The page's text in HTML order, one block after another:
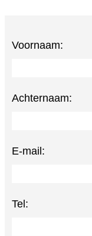
Voornaam:
Achternaam:
E-mail:
Tel: